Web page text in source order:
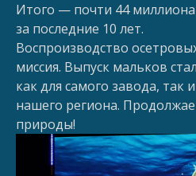
Итого — почти 44
за последние 10 лет.
Воспроизводство
миссия. Выпуск мальков
как для самого завода, так
нашего региона.
природы!